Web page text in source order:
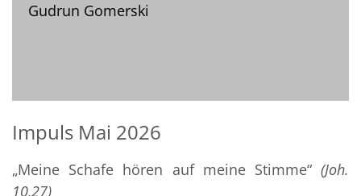
Gudrun Gomerski
Impuls Mai 2026
„Meine Schafe hören auf meine Stimme“ (Joh.
10,27)